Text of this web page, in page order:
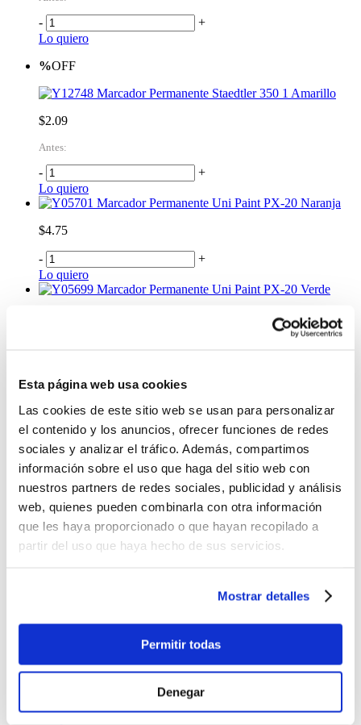
Esta página web usa cookies
Las cookies de este sitio web se usan para personalizar
el contenido y los anuncios, ofrecer funciones de redes
sociales y analizar el tráfico. Además, compartimos
información sobre el uso que haga del sitio web con
nuestros partners de redes sociales, publicidad y análisis
web, quienes pueden combinarla con otra información
que les haya proporcionado o que hayan recopilado a
partir del uso que haya hecho de sus servicios.
Mostrar detalles
Permitir todas
Denegar
-
+
Lo quiero
%OFF
Marcador Permanente Staedtler 350 1 Amarillo
$2.09
Antes:
-
+
Lo quiero
Marcador Permanente Uni Paint PX-20 Naranja
$4.75
-
+
Lo quiero
Marcador Permanente Uni Paint PX-20 Verde
Marcador Permanente Uni Paint PX-20 Rojo
$4.75
-
+
Lo quiero
Marcador Permanente Uni Paint PX-20 Dorado
$4.75
+
Lo quiero
Marcador Permanente Uni Paint PX-20 Plata
$4.75